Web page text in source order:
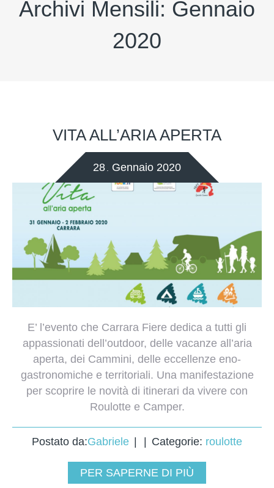
Archivi Mensili: Gennaio
2020
VITA ALL’ARIA APERTA
28 Gennaio 2020
E’ l’evento che Carrara Fiere dedica a tutti gli
appassionati dell’outdoor, delle vacanze all’aria
aperta, dei Cammini, delle eccellenze eno-
gastronomiche e territoriali. Una manifestazione
per scoprire le novità di itinerari da vivere con
Roulotte e Camper.
Postato da:Gabriele Categorie: roulotte
PER SAPERNE DI PIÙ